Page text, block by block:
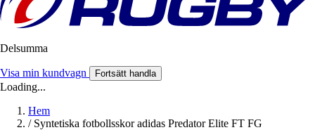
Delsumma
Visa min kundvagn Fortsätt handla
Loading...
Hem
/ Syntetiska fotbollsskor adidas Predator Elite FT FG